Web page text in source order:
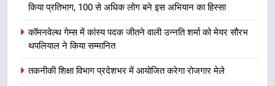
7
कार्यकत्री पुरस्कार से मातृशक्ति को किया
सम्मानित
किया प्रतिभाग, 100 से अधिक लोग बने इस अभियान का हिस्सा
कॉमनवेल्थ गेम्स में कांस्य पदक जीतने वाली उन्नति शर्मा को मेयर सौरभ
थपलियाल ने किया सम्मानित
तकनीकी शिक्षा विभाग प्रदेशभर में आयोजित करेगा रोजगार मेले